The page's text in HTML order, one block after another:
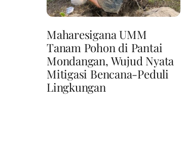
Maharesigana UMM
Tanam Pohon di Pantai
Mondangan, Wujud Nyata
Mitigasi Bencana-Peduli
Lingkungan